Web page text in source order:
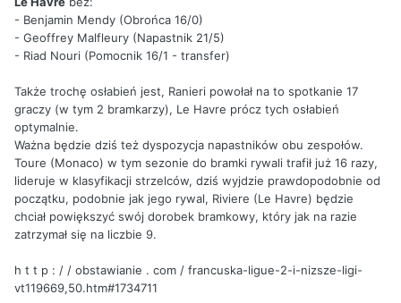
- Benjamin Mendy (Obrońca 16/0)
- Geoffrey Malfleury (Napastnik 21/5)
- Riad Nouri (Pomocnik 16/1 - transfer)
Także trochę osłabień jest, Ranieri powołał na to spotkanie 17
graczy (w tym 2 bramkarzy), Le Havre prócz tych osłabień
optymalnie.
Ważna będzie dziś też dyspozycja napastników obu zespołów.
Toure (Monaco) w tym sezonie do bramki rywali trafił już 16 razy,
lideruje w klasyfikacji strzelców, dziś wyjdzie prawdopodobnie od
początku, podobnie jak jego rywal, Riviere (Le Havre) będzie
chciał powiększyć swój dorobek bramkowy, który jak na razie
zatrzymał się na liczbie 9.
h t t p : / / obstawianie . com / francuska-ligue-2-i-nizsze-ligi-
vt119669,50.htm#1734711